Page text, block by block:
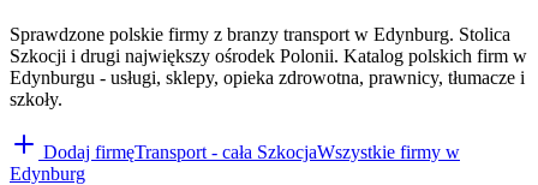
Sprawdzone polskie firmy z branzy transport w Edynburg. Stolica
Szkocji i drugi największy ośrodek Polonii. Katalog polskich firm w
Edynburgu - usługi, sklepy, opieka zdrowotna, prawnicy, tłumacze i
szkoły.
Dodaj firmęTransport - cała SzkocjaWszystkie firmy w
Edynburg